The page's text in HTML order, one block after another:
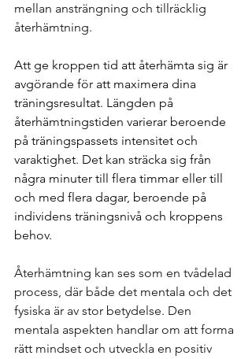
mellan ansträngning och tillräcklig
återhämtning.
Att ge kroppen tid att återhämta sig är
avgörande för att maximera dina
träningsresultat. Längden på
återhämtningstiden varierar beroende
på träningspassets intensitet och
varaktighet. Det kan sträcka sig från
några minuter till flera timmar eller till
och med flera dagar, beroende på
individens träningsnivå och kroppens
behov.
Återhämtning kan ses som en tvådelad
process, där både det mentala och det
fysiska är av stor betydelse. Den
mentala aspekten handlar om att forma
rätt mindset och utveckla en positiv